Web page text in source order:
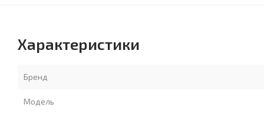
Характеристики
Бренд
Модель